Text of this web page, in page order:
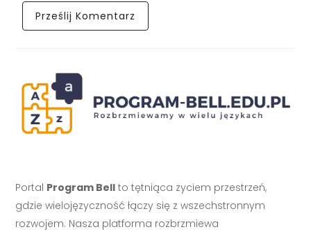
Portal Program Bell to tętniąca życiem przestrzeń,
gdzie wielojęzyczność łączy się z wszechstronnym
rozwojem. Nasza platforma rozbrzmiewa